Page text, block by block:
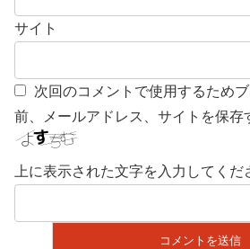
サイト
次回のコメントで使用するため
前、メールアドレス、サイトを保存
上に表示された文字を入力してくだ